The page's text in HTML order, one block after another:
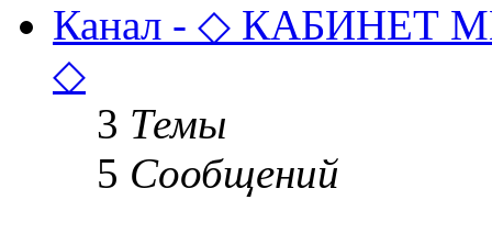
Канал - ◇ КАБИНЕТ
◇
3 Темы
5 Сообщений